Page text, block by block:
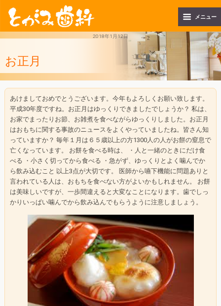
メニュー
2018年1月12日
お正月
あけましておめでとうございます。今年もよろしくお願い致します。
平成30年度ですね。お正月はゆっくりできましたでしょうか？ 私は、
お家でまったりお節、お雑煮を食べながらゆっくりしました。お正月
はおもちに関する事故のニュースをよくやっていましたね。皆さん知
っていますか？ 毎年１月は６５歳以上の方1300人の人がお餅の窒息で
亡くなっています。 お餅を食べる時は、 ・人と一緒のときにだけ食
べる ・小さく切ってから食べる ・急がず、ゆっくりとよく噛んでか
ら飲み込むこと 以上3点が大切です。 医師から嚥下機能に問題ありと
言われている人は、おもちを食べない方がよいかもしれません。 お餅
は美味しいですが、一歩間違えると大変なことになります。歯でしっ
かりいっぱい噛んでから飲み込んでもらうように注意しましょう。